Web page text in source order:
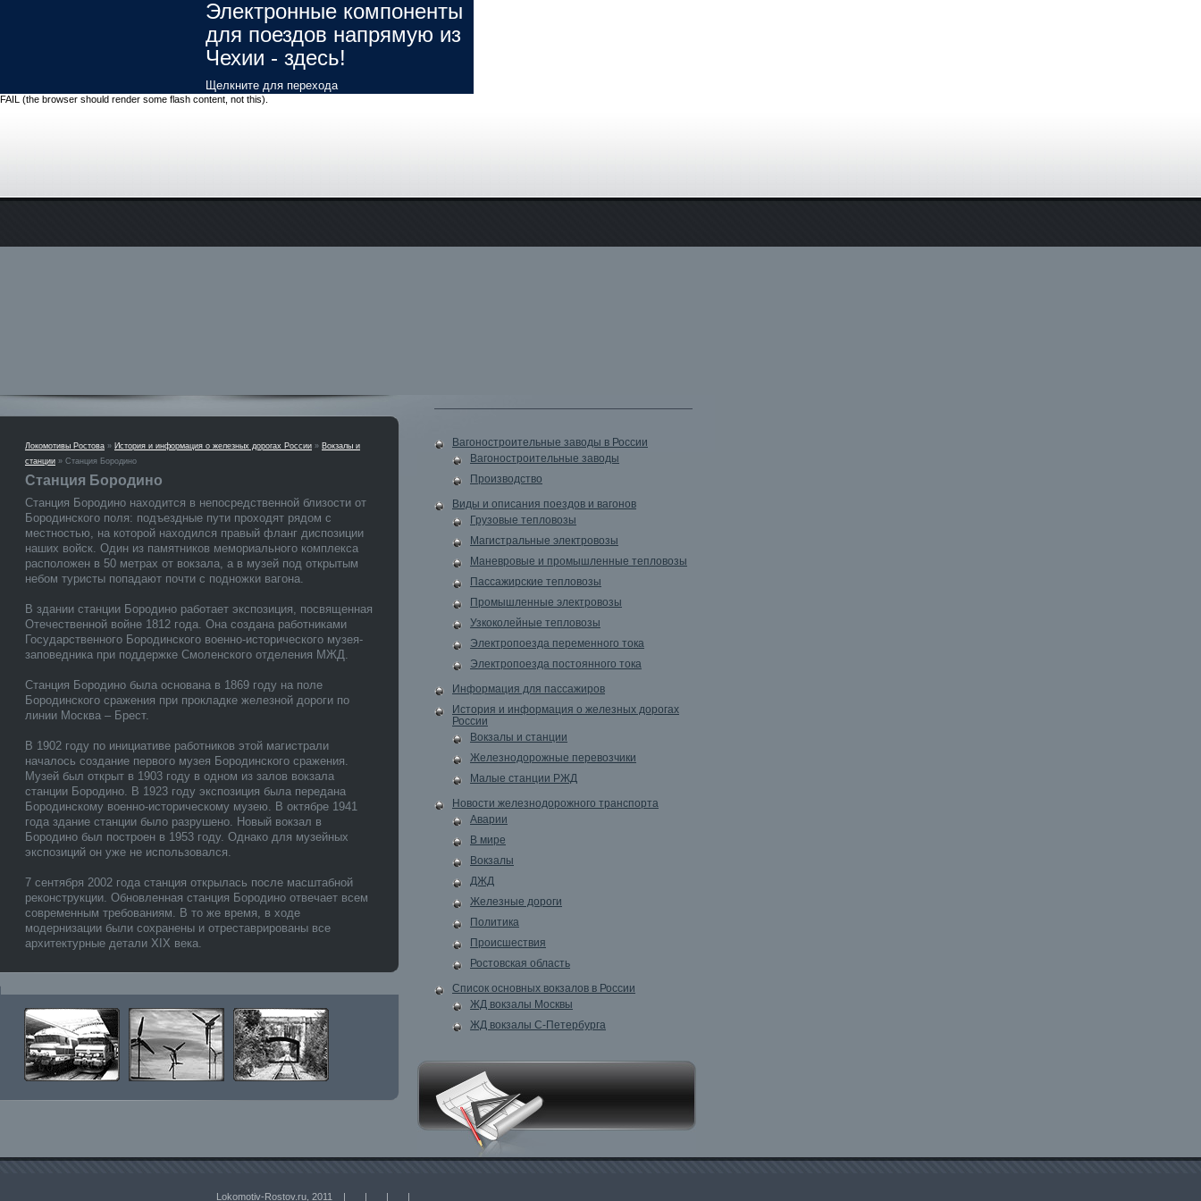
Электронные компоненты
для поездов напрямую из
Чехии - здесь!
Щелкните для перехода
FAIL (the browser should render some flash content, not this).
Локомотивы Ростова » История и информация о железных дорогах России » Вокзалы и
станции » Станция Бородино
Станция Бородино
Станция Бородино находится в непосредственной близости от
Бородинского поля: подъездные пути проходят рядом с
местностью, на которой находился правый фланг диспозиции
наших войск. Один из памятников мемориального комплекса
расположен в 50 метрах от вокзала, а в музей под открытым
небом туристы попадают почти с подножки вагона.
В здании станции Бородино работает экспозиция, посвященная
Отечественной войне 1812 года. Она создана работниками
Государственного Бородинского военно-исторического музея-
заповедника при поддержке Смоленского отделения МЖД.
Станция Бородино была основана в 1869 году на поле
Бородинского сражения при прокладке железной дороги по
линии Москва – Брест.
В 1902 году по инициативе работников этой магистрали
началось создание первого музея Бородинского сражения.
Музей был открыт в 1903 году в одном из залов вокзала
станции Бородино. В 1923 году экспозиция была передана
Бородинскому военно-историческому музею. В октябре 1941
года здание станции было разрушено. Новый вокзал в
Бородино был построен в 1953 году. Однако для музейных
экспозиций он уже не использовался.
7 сентября 2002 года станция открылась после масштабной
реконструкции. Обновленная станция Бородино отвечает всем
современным требованиям. В то же время, в ходе
модернизации были сохранены и отреставрированы все
архитектурные детали XIX века.
Вагоностроительные заводы в России
Вагоностроительные заводы
Производство
Виды и описания поездов и вагонов
Грузовые тепловозы
Магистральные электровозы
Маневровые и промышленные тепловозы
Пассажирские тепловозы
Промышленные электровозы
Узкоколейные тепловозы
Электропоезда переменного тока
Электропоезда постоянного тока
Информация для пассажиров
История и информация о железных дорогах
России
Вокзалы и станции
Железнодорожные перевозчики
Малые станции РЖД
Новости железнодорожного транспорта
Аварии
В мире
Вокзалы
ДЖД
Железные дороги
Политика
Происшествия
Ростовская область
Список основных вокзалов в России
ЖД вокзалы Москвы
ЖД вокзалы С-Петербурга
Lokomotiv-Rostov.ru, 2011 | | | |